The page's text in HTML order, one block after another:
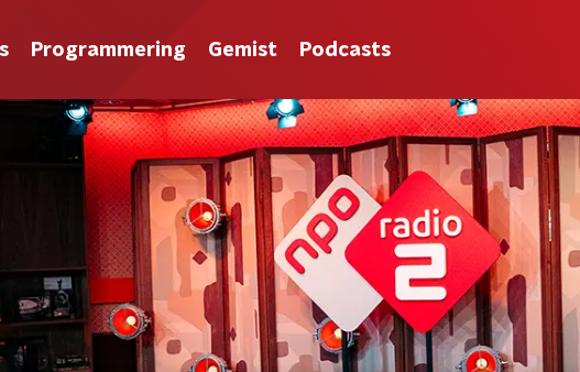
Programmering Gemist Podcasts